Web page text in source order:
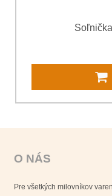
O NÁS
Pre všetkých milovníkov